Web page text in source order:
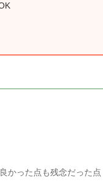
かった点も残念だった点